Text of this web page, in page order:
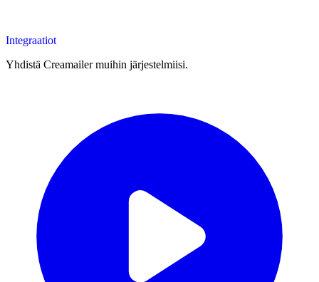
Integraatiot
Yhdistä Creamailer muihin järjestelmiisi.